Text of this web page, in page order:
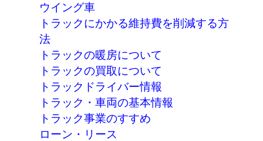
ウイング車
トラックにかかる維持費を削減する方
法
トラックの暖房について
トラックの買取について
トラックドライバー情報
トラック・車両の基本情報
トラック事業のすすめ
ローン・リース